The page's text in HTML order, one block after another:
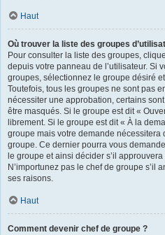
Haut
Où trouver la liste des groupes
Pour consulter la liste des groupes,
depuis votre panneau de l’utilisateur. Si
groupes, sélectionnez le groupe désiré
Toutefois, tous les groupes ne sont pas
nécessiter une approbation, certains
être masqués. Si le groupe est dit «
librement. Si le groupe est dit « À la
groupe mais votre demande nécessitera
groupe. Ce dernier pourra vous
le groupe et ainsi décider s’il
N’importunez pas le chef de groupe s’il
ses raisons.
Haut
Comment devenir chef de groupe ?